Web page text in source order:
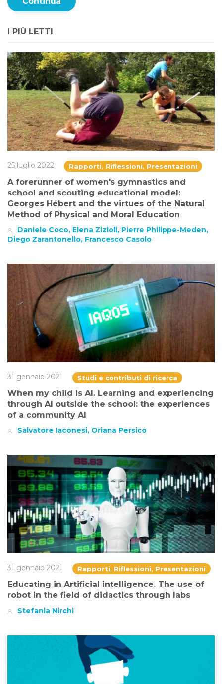
I PIÙ LETTI
25 luglio 2022 Rapporti, Riflessioni, Presentazioni
A forerunner of women's gymnastics and
school and scouting educational model:
Georges Hébert and the virtues of the Natural
Method of Physical and Moral Education
Daniele Coco, Elena Zizioli, Pierre Philippe-Meden,
Diego Zarantonello, Francesco Casolo
31 gennaio 2021 Studi e contributi di ricerca
When my child is AI. Learning and experiencing
through AI outside the school: the experiences
of a community AI
Salvatore Iaconesi, Oriana Persico
31 gennaio 2021 Rapporti, Riflessioni, Presentazioni
Educating in Artificial intelligence. The use of
robot in the field of didactics through labs
Stefania Nirchi